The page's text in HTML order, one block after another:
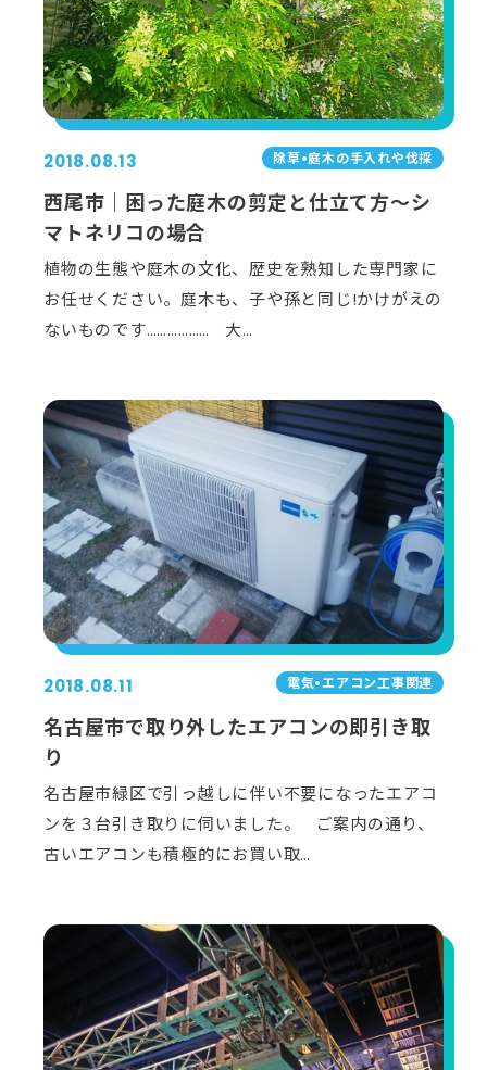
2018.08.13 除草•庭⽊の⼿⼊れや伐採
西尾市｜困った庭木の剪定と仕立て方～シ
マトネリコの場合
植物の生態や庭木の文化、歴史を熟知した専門家に
お任せください。庭木も、子や孫と同じ!かけがえの
ないものです……………… 大…
2018.08.11 電気•エアコン⼯事関連
名古屋市で取り外したエアコンの即引き取
り
名古屋市緑区で引っ越しに伴い不要になったエアコ
ンを３台引き取りに伺いました。 ご案内の通り、
古いエアコンも積極的にお買い取…